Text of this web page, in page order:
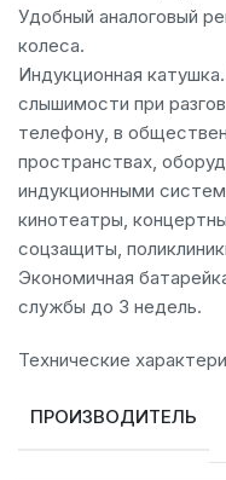
Удобный аналоговый
колеса.
Индукционная
слышимости при
телефону, в
пространствах,
индукционными
кинотеатры,
соцзащиты,
Экономичная
службы до 3 недель.
Технические
ПРОИЗВОДИТЕЛЬ